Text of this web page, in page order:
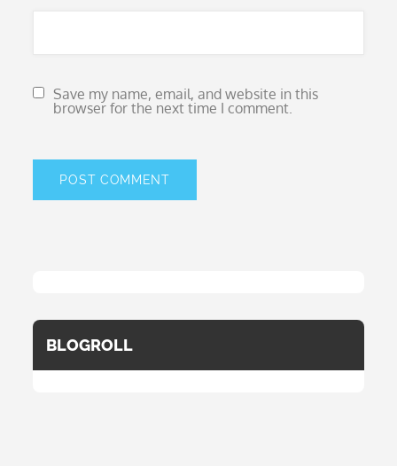
Save my name, email, and website in this
browser for the next time I comment.
BLOGROLL